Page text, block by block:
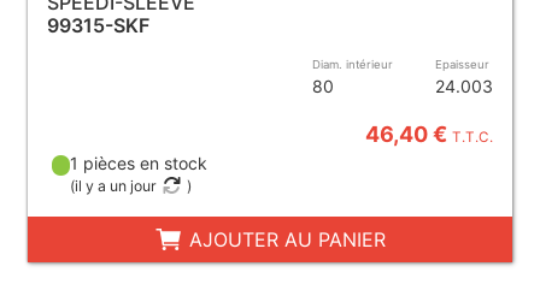
99315-SKF
Diam. intérieur
80
Epaisseur
24.003
46,40 €T.T.C.
1 pièces en stock
(il y a un jour )
AJOUTER AU PANIER